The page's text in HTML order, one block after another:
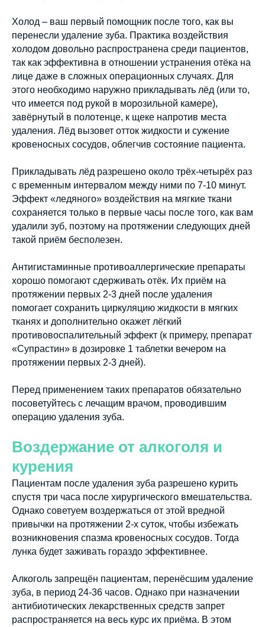
Холод – ваш первый помощник после того, как вы
перенесли удаление зуба. Практика воздействия
холодом довольно распространена среди пациентов,
так как эффективна в отношении устранения отёка на
лице даже в сложных операционных случаях. Для
этого необходимо наружно прикладывать лёд (или то,
что имеется под рукой в морозильной камере),
завёрнутый в полотенце, к щеке напротив места
удаления. Лёд вызовет отток жидкости и сужение
кровеносных сосудов, облегчив состояние пациента.
Прикладывать лёд разрешено около трёх-четырёх раз
с временным интервалом между ними по 7-10 минут.
Эффект «ледяного» воздействия на мягкие ткани
сохраняется только в первые часы после того, как вам
удалили зуб, поэтому на протяжении следующих дней
такой приём бесполезен.
Антигистаминные противоаллергические препараты
хорошо помогают сдерживать отёк. Их приём на
протяжении первых 2-3 дней после удаления
помогает сохранить циркуляцию жидкости в мягких
тканях и дополнительно окажет лёгкий
противовоспалительный эффект (к примеру, препарат
«Супрастин» в дозировке 1 таблетки вечером на
протяжении первых 2-3 дней).
Перед применением таких препаратов обязательно
посоветуйтесь с лечащим врачом, проводившим
операцию удаления зуба.
Воздержание от алкоголя и
курения
Пациентам после удаления зуба разрешено курить
спустя три часа после хирургического вмешательства.
Однако советуем воздержаться от этой вредной
привычки на протяжении 2-х суток, чтобы избежать
возникновения спазма кровеносных сосудов. Тогда
лунка будет заживать гораздо эффективнее.
Алкоголь запрещён пациентам, перенёсшим удаление
зуба, в период 24-36 часов. Однако при назначении
антибиотических лекарственных средств запрет
распространяется на весь курс их приёма. В этом